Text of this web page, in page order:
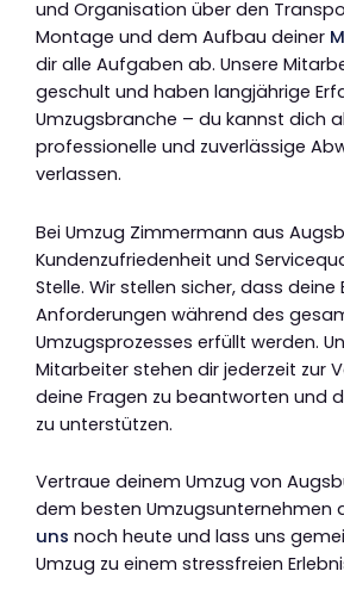
und Organisation über den
Montage und dem Aufbau deiner
dir alle Aufgaben ab. Unsere
geschult und haben langjährige
Umzugsbranche – du kannst dich
professionelle und zuverlässige
verlassen.
Bei Umzug Zimmermann aus
Kundenzufriedenheit und
Stelle. Wir stellen sicher, dass
Anforderungen während des
Umzugsprozesses erfüllt werden.
Mitarbeiter stehen dir jederzeit zur
deine Fragen zu beantworten und
zu unterstützen.
Vertraue deinem Umzug von
dem besten Umzugsunternehmen
uns noch heute und lass uns
Umzug zu einem stressfreien